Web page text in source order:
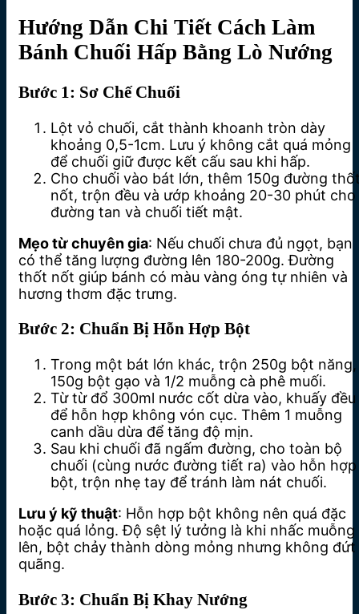
Hướng Dẫn Chi Tiết Cách Làm
Bánh Chuối Hấp Bằng Lò Nướng
Bước 1: Sơ Chế Chuối
Lột vỏ chuối, cắt thành khoanh tròn dày
khoảng 0,5-1cm. Lưu ý không cắt quá mỏng
để chuối giữ được kết cấu sau khi hấp.
Cho chuối vào bát lớn, thêm 150g đường
nốt, trộn đều và ướp khoảng 20-30 phút cho
đường tan và chuối tiết mật.
Mẹo từ chuyên gia: Nếu chuối chưa đủ ngọt, bạn
có thể tăng lượng đường lên 180-200g. Đường
thốt nốt giúp bánh có màu vàng óng tự nhiên và
hương thơm đặc trưng.
Bước 2: Chuẩn Bị Hỗn Hợp Bột
Trong một bát lớn khác, trộn 250g bột năng,
150g bột gạo và 1/2 muỗng cà phê muối.
Từ từ đổ 300ml nước cốt dừa vào, khuấy đều
để hỗn hợp không vón cục. Thêm 1 muỗng
canh dầu dừa để tăng độ mịn.
Sau khi chuối đã ngấm đường, cho toàn bộ
chuối (cùng nước đường tiết ra) vào hỗn hợp
bột, trộn nhẹ tay để tránh làm nát chuối.
Lưu ý kỹ thuật: Hỗn hợp bột không nên quá đặc
hoặc quá lỏng. Độ sệt lý tưởng là khi nhấc muỗng
lên, bột chảy thành dòng mỏng nhưng không đứt
quãng.
Bước 3: Chuẩn Bị Khay Nướng